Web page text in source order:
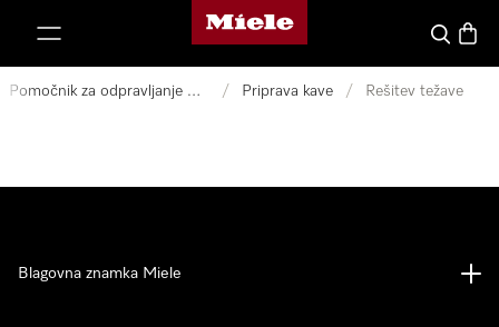
Domača stran Miele
Iskanje
Pomočnik za odpravljanje motenj / Priprava kave / Rešitev težave
Blagovna znamka Miele